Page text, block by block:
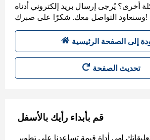
أخرى؟ يُرجى إرسال بريد إلكتروني أدناه
وسنعاود التواصل معك. شكرًا على صبرك!
إلى الصفحة الرئيسية
تحديث الصفحة
قم بأبداء رأيك بالأسفل
لهي أداة قيمة تساعدنا على تطوير